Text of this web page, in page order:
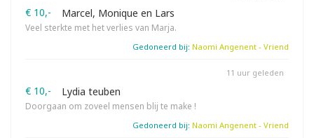
€ 10,- Marcel, Monique en Lars
Veel sterkte met het verlies van Marja.
Gedoneerd bij: Naomi Angenent - Vriend
€ 10,- Lydia teuben
Doorgaan om zoveel mensen blij te make !
11 uur geleden
Gedoneerd bij: Naomi Angenent - Vriend